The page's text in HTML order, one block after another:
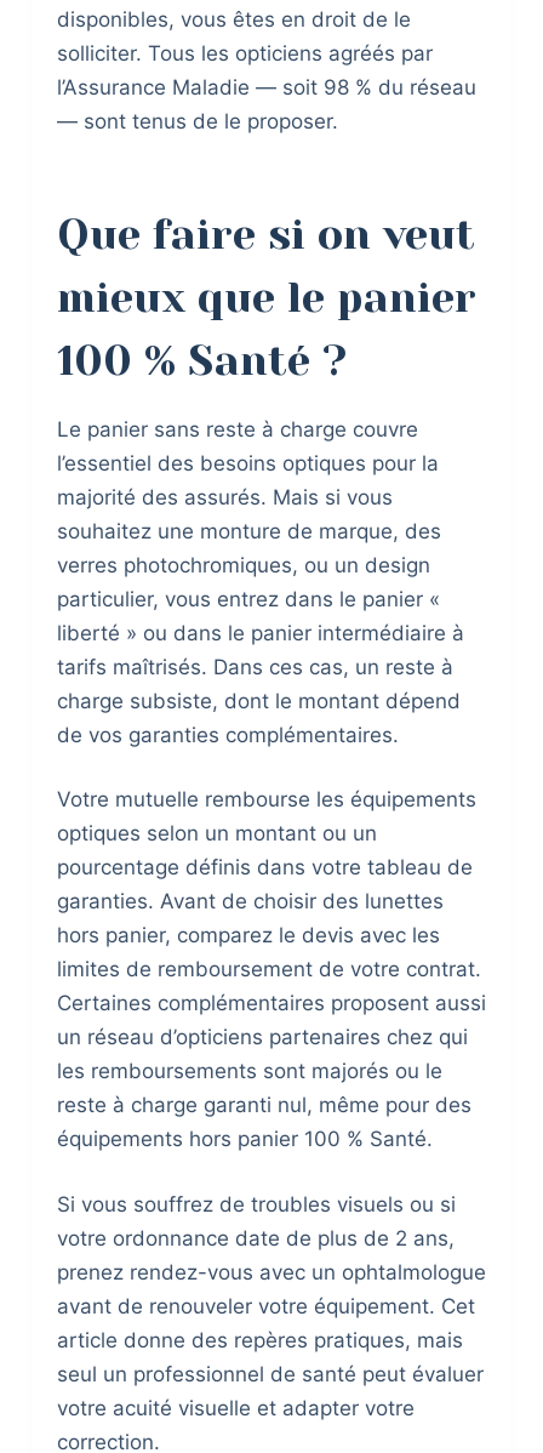
disponibles, vous êtes en droit de le
solliciter. Tous les opticiens agréés par
l’Assurance Maladie — soit 98 % du réseau
— sont tenus de le proposer.
Que faire si on veut
mieux que le panier
100 % Santé ?
Le panier sans reste à charge couvre
l’essentiel des besoins optiques pour la
majorité des assurés. Mais si vous
souhaitez une monture de marque, des
verres photochromiques, ou un design
particulier, vous entrez dans le panier «
liberté » ou dans le panier intermédiaire à
tarifs maîtrisés. Dans ces cas, un reste à
charge subsiste, dont le montant dépend
de vos garanties complémentaires.
Votre mutuelle rembourse les équipements
optiques selon un montant ou un
pourcentage définis dans votre tableau de
garanties. Avant de choisir des lunettes
hors panier, comparez le devis avec les
limites de remboursement de votre contrat.
Certaines complémentaires proposent aussi
un réseau d’opticiens partenaires chez qui
les remboursements sont majorés ou le
reste à charge garanti nul, même pour des
équipements hors panier 100 % Santé.
Si vous souffrez de troubles visuels ou si
votre ordonnance date de plus de 2 ans,
prenez rendez-vous avec un ophtalmologue
avant de renouveler votre équipement. Cet
article donne des repères pratiques, mais
seul un professionnel de santé peut évaluer
votre acuité visuelle et adapter votre
correction.